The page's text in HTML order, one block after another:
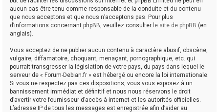
aucun cas être tenu comme responsable de la conduite et du contenu
que nous acceptons et que nous n’acceptons pas. Pour plus
d’informations concernant phpBB, veuillez consulter le site de phpBB (en
anglais).
Vous acceptez de ne publier aucun contenu à caractère abusif, obscène,
vulgaire, diffamatoire, choquant, menaçant, pornographique, etc. qui
pourrait transgresser la législation de votre pays, du pays dans lequel le
serveur de « Forum-Debian.fr » est hébergé ou encore la loi internationale.
Si vous ne respectez pas ces dispositions, vous vous exposez à un
bannissement immédiat et définitif et nous nous réservons le droit
d’avertir votre fournisseur d’accès à internet et les autorités officielles.
L’adresse IP de tous les messages est enregistrée afin d’aider au